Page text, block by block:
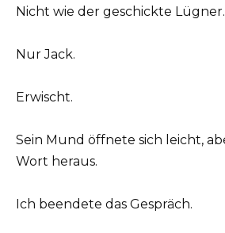
Nicht wie der geschickte Lügner.
Nur Jack.
Erwischt.
Sein Mund öffnete sich leicht,
Wort heraus.
Ich beendete das Gespräch.